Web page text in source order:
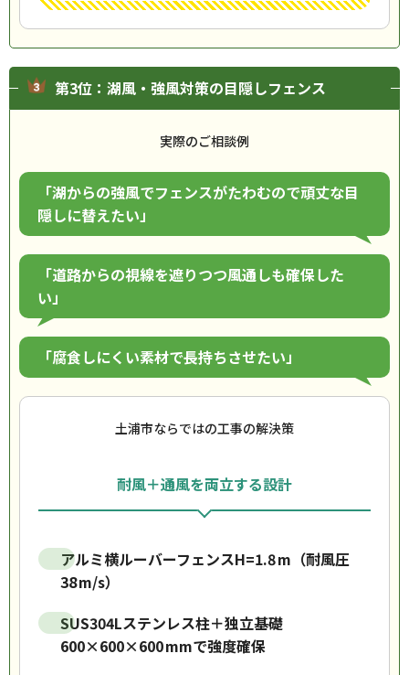
第3位：湖風・強風対策の目隠しフェンス
実際のご相談例
「湖からの強風でフェンスがたわむので頑丈な目
隠しに替えたい」
「道路からの視線を遮りつつ風通しも確保した
い」
「腐食しにくい素材で長持ちさせたい」
土浦市ならではの工事の解決策
耐風＋通風を両立する設計
アルミ横ルーバーフェンスH=1.8 m（耐風圧
38 m/s）
SUS304Lステンレス柱＋独立基礎
600×600×600 mmで強度確保